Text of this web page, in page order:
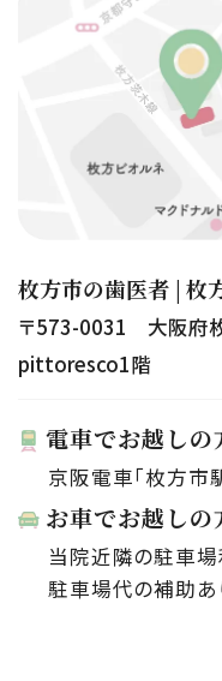
枚方市の歯医者 | 枚
〒573-0031 大阪府
pittoresco1階
電車でお越しの
京阪電車「枚方市
お車でお越しの
当院近隣の駐車
駐車場代の補助あ